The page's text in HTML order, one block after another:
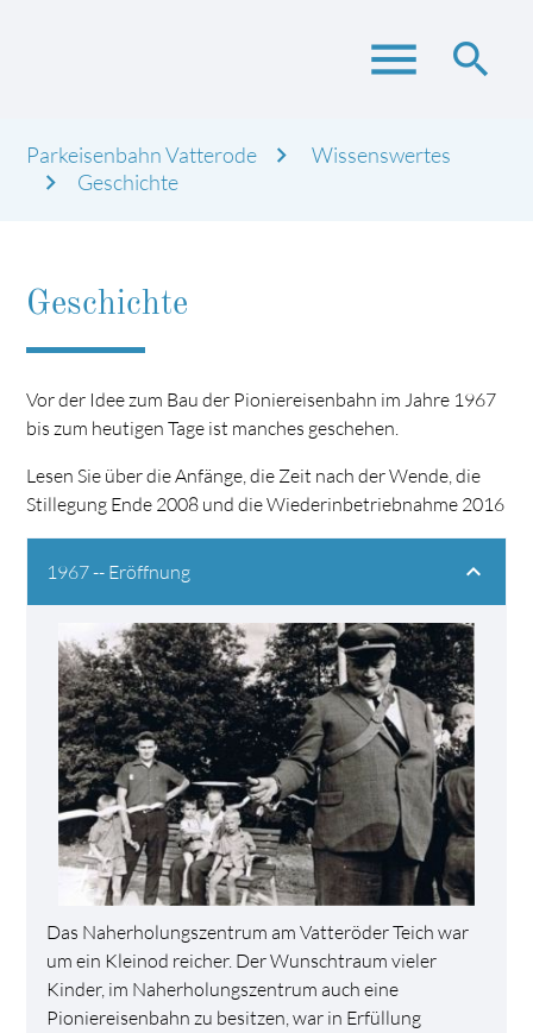
menu search
Suchbegriffe
Parkeisenbahn Vatterode
Wissenswertes
Geschichte
Geschichte
Vor der Idee zum Bau der Pioniereisenbahn im Jahre 1967
bis zum heutigen Tage ist manches geschehen.
Lesen Sie über die Anfänge, die Zeit nach der Wende, die
Stillegung Ende 2008 und die Wiederinbetriebnahme 2016
1967 -- Eröffnung
Das Naherholungszentrum am Vatteröder Teich war
um ein Kleinod reicher. Der Wunschtraum vieler
Kinder, im Naherholungszentrum auch eine
Pioniereisenbahn zu besitzen, war in Erfüllung